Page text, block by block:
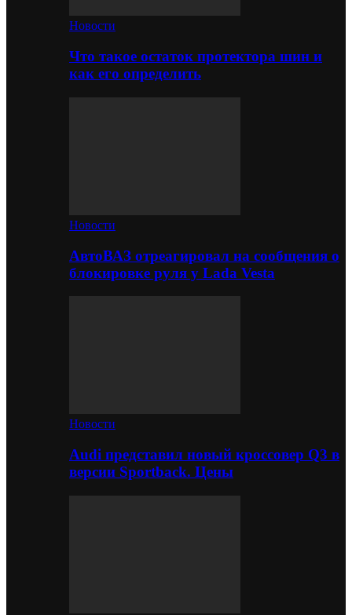
Новости
Что такое остаток протектора шин и
как его определить
Новости
АвтоВАЗ отреагировал на сообщения о
блокировке руля у Lada Vesta
Новости
Audi представил новый кроссовер Q3 в
версии Sportback. Цены